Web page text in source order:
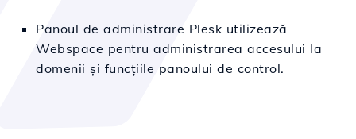
Panoul de administrare Plesk utilizează
Webspace pentru administrarea accesului la
domenii și funcțiile panoului de control.